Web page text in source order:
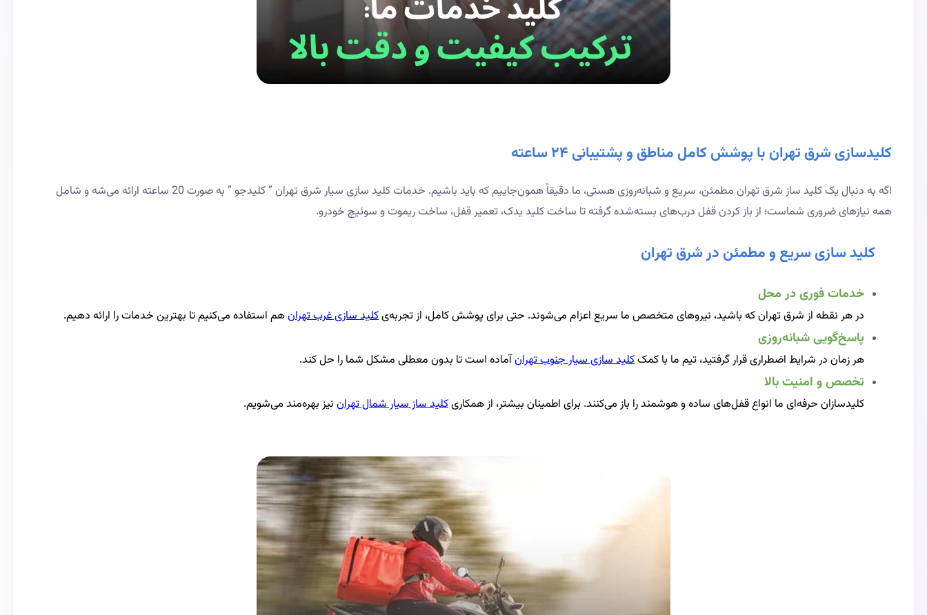
کلیدسازی شرق تهران با پوشش کامل مناطق و پشتیبانی ۲۴ ساعته
اگه به دنبال یک کلید ساز شرق تهران مطمئن، سریع و شبانه‌روزی هستی، ما دقیقاً همون‌جاییم که باید باشیم. خدمات کلید سازی سیار شرق تهران ” کلیدجو ” به صورت 20 ساعته ارائه می‌شه و شامل
همه نیازهای ضروری شماست؛ از باز کردن قفل درب‌های بسته‌شده گرفته تا ساخت کلید یدک، تعمیر قفل، ساخت ریموت و سوئیچ خودرو.
کلید سازی سریع و مطمئن در شرق تهران
خدمات فوری در محل
در هر نقطه از شرق تهران که باشید، نیروهای متخصص ما سریع اعزام می‌شوند. حتی برای پوشش کامل، از تجربه‌یکلید سازی غرب تهرانهم استفاده می‌کنیم تا بهترین خدمات را ارائه دهیم.
پاسخ‌گویی شبانه‌روزی
هر زمان در شرایط اضطراری قرار گرفتید، تیم ما با کمککلید سازی سیار جنوب تهرانآماده است تا بدون معطلی مشکل شما را حل کند.
تخصص و امنیت بالا
کلیدسازان حرفه‌ای ما انواع قفل‌های ساده و هوشمند را باز می‌کنند. برای اطمینان بیشتر، از همکاریکلید ساز سیار شمال تهران نیز بهره‌مند می‌شویم.